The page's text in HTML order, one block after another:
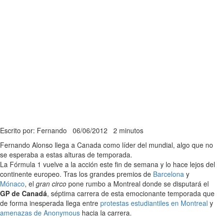
Escrito por: Fernando 06/06/2012 2 minutos
Fernando Alonso llega a Canada como líder del mundial, algo que no
se esperaba a estas alturas de temporada.
La Fórmula 1 vuelve a la acción este fin de semana y lo hace lejos del
continente europeo. Tras los grandes premios de Barcelona y
Mónaco, el gran circo pone rumbo a Montreal donde se disputará el
GP de Canadá, séptima carrera de esta emocionante temporada que
de forma inesperada llega entre protestas estudiantiles en Montreal y
amenazas de Anonymous hacia la carrera.